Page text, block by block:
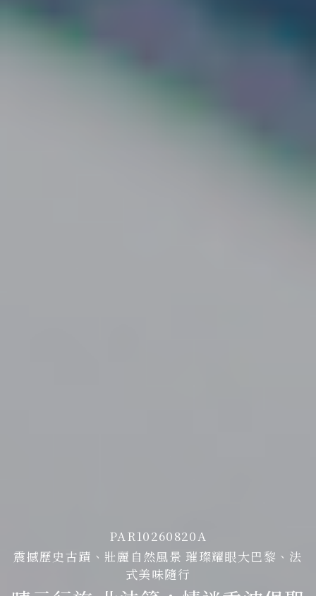
PAR10260820A
震撼歷史古蹟、壯麗自然風景 璀璨耀眼大巴黎、法
式美味隨行